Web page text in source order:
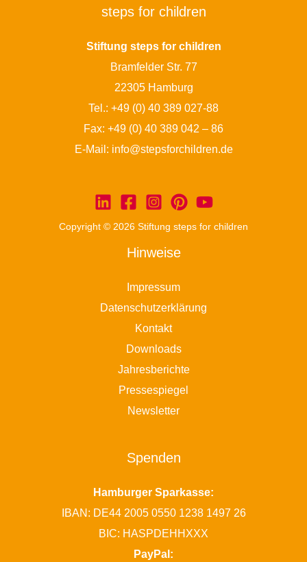
steps for children
Stiftung steps for children
Bramfelder Str. 77
22305 Hamburg
Tel.: +49 (0) 40 389 027-88
Fax: +49 (0) 40 389 042 – 86
E-Mail: info@stepsforchildren.de
Copyright © 2026 Stiftung steps for children
Hinweise
Impressum
Datenschutzerklärung
Kontakt
Downloads
Jahresberichte
Pressespiegel
Newsletter
Spenden
Hamburger Sparkasse:
IBAN: DE44 2005 0550 1238 1497 26
BIC: HASPDEHHXXX
PayPal: